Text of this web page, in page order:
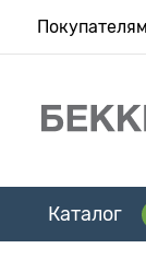
Покупателям
Каталог